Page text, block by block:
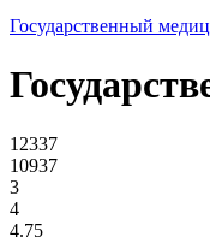
Государственный
12337
10937
3
4
4.75